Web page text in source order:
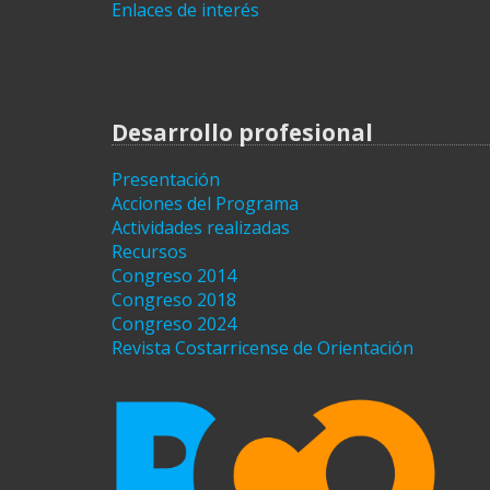
Enlaces de interés
Desarrollo profesional
Presentación
Acciones del Programa
Actividades realizadas
Recursos
Congreso 2014
Congreso 2018
Congreso 2024
Revista Costarricense de Orientación